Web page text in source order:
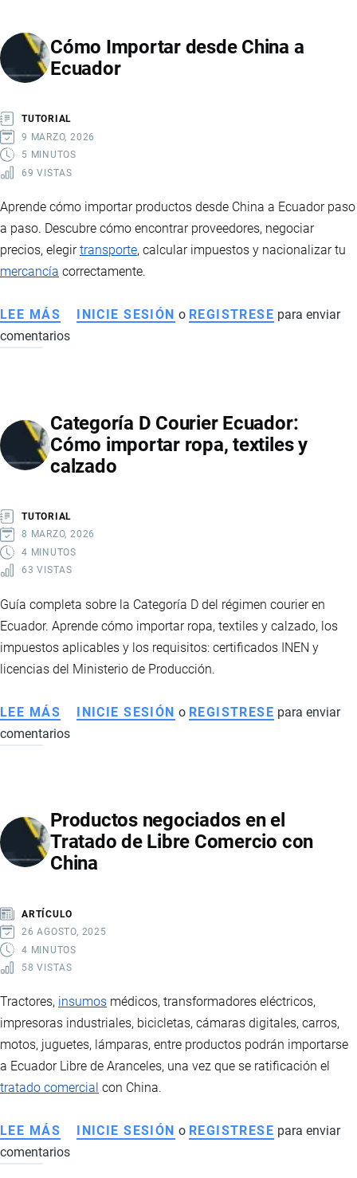
JUGUETES
SEXUALES
PARA
ADULTOS
A
Cómo Importar desde China a
Ecuador
TUTORIAL
9 MARZO, 2026
5 MINUTOS
69 VISTAS
Aprende cómo importar productos desde China a Ecuador paso
a paso. Descubre cómo encontrar proveedores, negociar
precios, elegirtransporte, calcular impuestos y nacionalizar tu
mercancía correctamente.
LEE MÁS SOBRE
CÓMO
A
ECUADOR
INICIE SESIÓN o REGISTRESE para enviar
comentarios
Categoría D Courier Ecuador:
Cómo importar ropa, textiles y
calzado
TUTORIAL
8 MARZO, 2026
4 MINUTOS
63 VISTAS
Guía completa sobre la Categoría D del régimen courier en
Ecuador. Aprende cómo importar ropa, textiles y calzado, los
impuestos aplicables y los requisitos: certificados INEN y
licencias del Ministerio de Producción.
LEE MÁS SOBRE
CATEGORÍA
CÓMO
IMPORTAR
ROPA,
CALZADO
INICIE SESIÓN o REGISTRESE para enviar
comentarios
Productos negociados en el
Tratado de Libre Comercio con
China
ARTÍCULO
26 AGOSTO, 2025
4 MINUTOS
58 VISTAS
Tractores, insumos médicos, transformadores eléctricos,
impresoras industriales, bicicletas, cámaras digitales, carros,
motos, juguetes, lámparas, entre productos podrán importarse
a Ecuador Libre de Aranceles, una vez que se ratificación el
tratado comercial con China.
LEE MÁS SOBRE
PRODUCTOS
INICIE SESIÓN o REGISTRESE para enviar
comentarios